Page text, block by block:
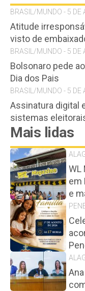
BRASIL/MUNDO - 5 DE
Atitude
visto de
BRASIL/MUNDO - 5 DE
Bolsonaro pede
Dia dos Pais
BRASIL/MUNDO - 5 DE
Assinatura digital
sistemas
Mais lidas
WL
em
e